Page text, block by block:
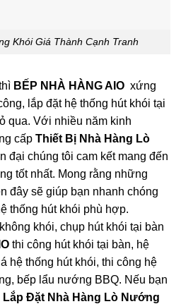
Khói Giá Thành Cạnh Tranh
BẾP NHÀ HÀNG AIO xứng
lắp đặt hệ thống hút khói tại
qua. Với nhiều năm kinh
cấp Thiết Bị Nhà Hàng Lò
đại chúng tôi cam kết mang đến
tốt nhất. Mong rằng những
đây sẽ giúp bạn nhanh chóng
thống hút khói phù hợp.
khói, chụp hút khói tại bàn
thi công hút khói tại bàn, hệ
hệ thống hút khói, thi công hệ
bếp lẩu nướng BBQ. Nếu bạn
Lắp Đặt Nhà Hàng Lò Nướng